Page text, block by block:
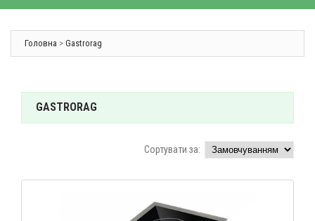
Головна > Gastrorag
GASTRORAG
Сортувати за: